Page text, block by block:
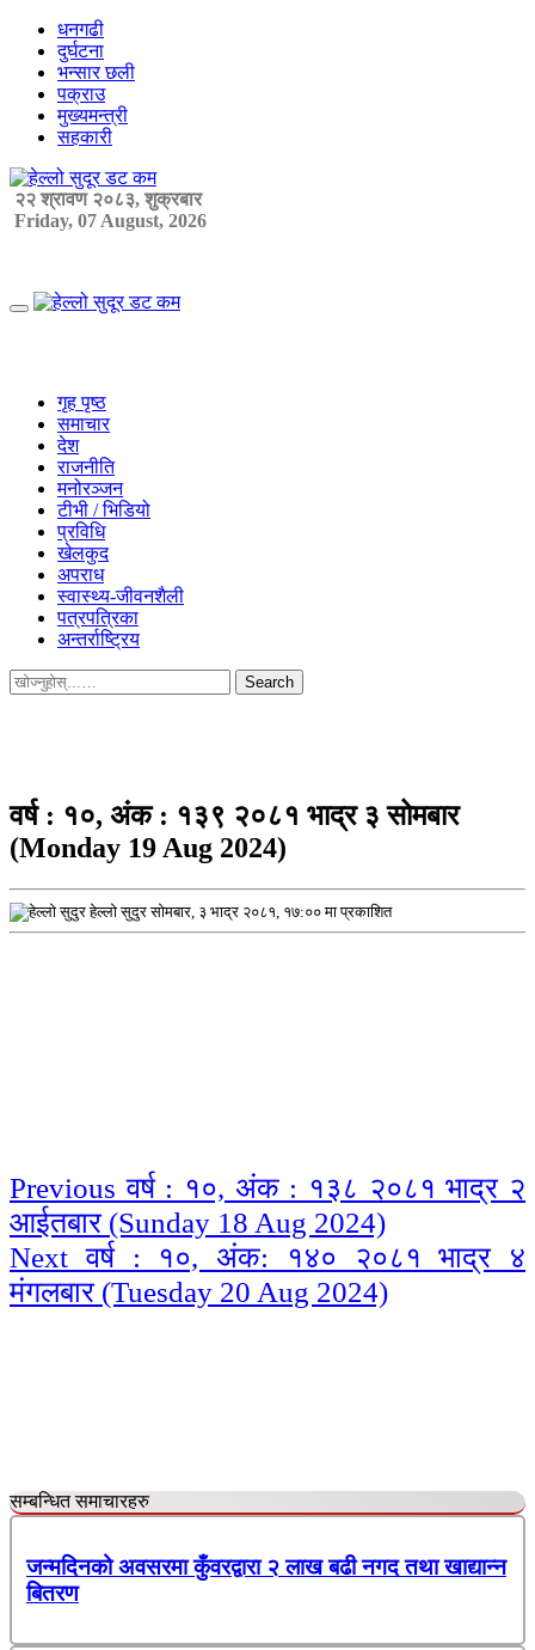
Skip
content
धनगढी
दुर्घटना
भन्सार छली
पक्राउ
मुख्यमन्त्री
सहकारी
२२ श्रावण २०८३, शुक्रबार
Friday, 07 August, 2026
Primary
गृह पृष्ठ
समाचार
देश
राजनीति
मनोरञ्जन
टीभी / भिडियो
प्रविधि
खेलकुद
अपराध
स्वास्थ्य-जीवनशैली
पत्रपत्रिका
अन्तर्राष्ट्रिय
Search
for:
वर्ष : १०, अंक : १३९ २०८१ भाद्र ३ सोमबार
(Monday 19 Aug 2024)
हेल्लो सुदुर सोमबार, ३ भाद्र २०८१, १७:०० मा प्रकाशित
Continue
Reading
Previous वर्ष : १०, अंक : १३८ २०८१ भाद्र २
आईतबार (Sunday 18 Aug 2024)
Next वर्ष : १०, अंक: १४० २०८१ भाद्र ४
मंगलबार (Tuesday 20 Aug 2024)
सम्बन्धित समाचारहरु
जन्मदिनको अवसरमा कुँवरद्वारा २ लाख बढी नगद तथा खाद्यान्न
बितरण